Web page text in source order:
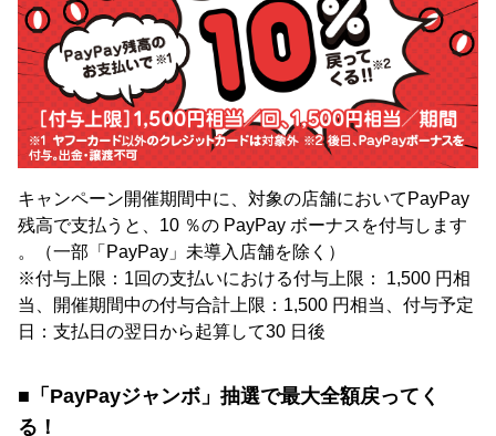
キャンペーン開催期間中に、対象の店舗においてPayPay
残高で支払うと、10 ％の PayPay ボーナスを付与します
。（一部「PayPay」未導入店舗を除く）
※付与上限：1回の支払いにおける付与上限： 1,500 円相
当、開催期間中の付与合計上限：1,500 円相当、付与予定
日：支払日の翌日から起算して30 日後
■「PayPayジャンボ」抽選で最大全額戻ってく
る！